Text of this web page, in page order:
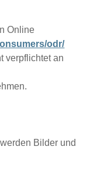
Online
odr/
verpflichtet an
Bilder und